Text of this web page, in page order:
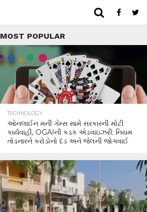
MOST POPULAR
TECHNOLOGY
ઓનલાઈન મની ગેમ્સ સામે સરકારની મોટી
કાર્યવાહી, OGAIની કડક એડવાઇઝરી; નિયમ
તોડનારને કરોડોનો દંડ અને જેલની જોગવાઈ